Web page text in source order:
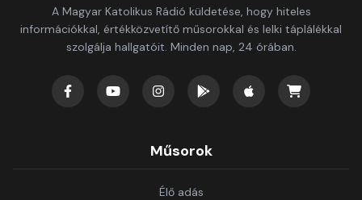
A Magyar Katolikus Rádió küldetése, hogy hiteles
információkkal, értékközvetítő műsorokkal és lelki táplálékkal
szolgálja hallgatóit. Minden nap, 24 órában.
Műsorok
Élő adás